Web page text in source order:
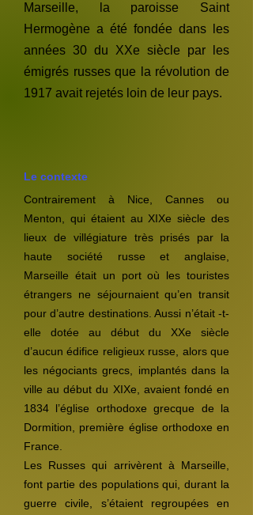
Marseille, la paroisse Saint
Hermogène a été fondée dans les
années 30 du XXe siècle par les
émigrés russes que la révolution de
1917 avait rejetés loin de leur pays.
Le contexte
Contrairement à Nice, Cannes ou
Menton, qui étaient au XIXe siècle des
lieux de villégiature très prisés par la
haute société russe et anglaise,
Marseille était un port où les touristes
étrangers ne séjournaient qu’en transit
pour d’autre destinations. Aussi n’était -t-
elle dotée au début du XXe siècle
d’aucun édifice religieux russe, alors que
les négociants grecs, implantés dans la
ville au début du XIXe, avaient fondé en
1834 l’église orthodoxe grecque de la
Dormition, première église orthodoxe en
France.
Les Russes qui arrivèrent à Marseille,
font partie des populations qui, durant la
guerre civile, s’étaient regroupées en